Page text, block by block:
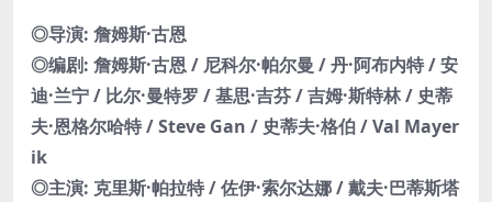
◎导演: 詹姆斯·古恩
◎编剧: 詹姆斯·古恩 / 尼科尔·帕尔曼 / 丹·阿布内特 / 安
迪·兰宁 / 比尔·曼特罗 / 基思·吉芬 / 吉姆·斯特林 / 史蒂
夫·恩格尔哈特 / Steve Gan / 史蒂夫·格伯 / Val Mayer
ik
◎主演: 克里斯·帕拉特 / 佐伊·索尔达娜 / 戴夫·巴蒂斯塔